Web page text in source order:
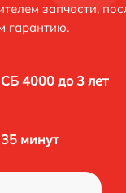
запчасти,
гарантию.
4000 до 3 лет
минут